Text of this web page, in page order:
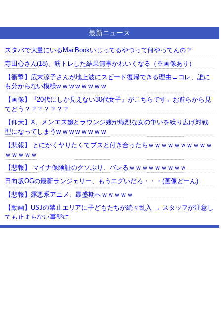
最新ニュース
スタバで大量にいるMacBookいじってるやつって何やってんの？
寺田心さん(18)、筋トレした結果無事かわいくなる（※画像あり）
【衝撃】広末涼子さんが地上波にスピード復帰できる理由←コレ、誰に
も分からない模様w w w w w w w w
【画像】『20代にしか見えない30代女子』がこちらです←お前らから見
てどう？？？？？？？
【仰天】X、メンエス嬢とラウンジ嬢が熾烈な女の争いを繰り広げ対戦
型になってしまうw w w w w w w w
【悲報】 とにかくヤりたくてブスと付き合ったらｗｗｗｗｗｗｗｗｗｗ
ｗｗｗｗｗ
【悲報】 マイナ保険証のクソぶり、バレるｗｗｗｗｗｗｗｗｗ
日向坂OGの最新ランジェリー、もうエグいだろ・・・(画像どーん)
【悲報】露悪系アニメ、最盛期へｗｗｗｗｗ
【動画】USJの禁止エリアに子どもたちが続々乱入 → スタッフが注意し
ても止まらない事態に
Powered by livedoor 相互RSS